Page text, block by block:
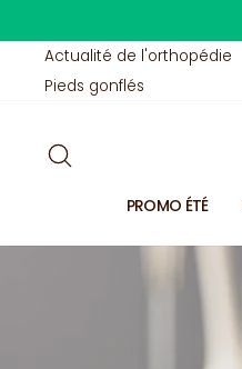
contenuActualité de l'orthopédie
Pieds gonflés
PROMO ÉTÉ